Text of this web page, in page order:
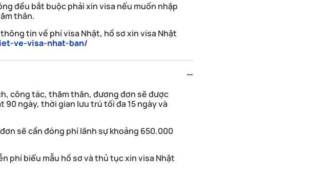
đều bắt buộc phải xin visa nếu muốn nhập
thân.
tin về phí visa Nhật, hồ sơ xin visa Nhật
ve-visa-nhat-ban/
công tác, thăm thân, đương đơn sẽ được
90 ngày, thời gian lưu trú tối đa 15 ngày và
sẽ cần đóng phí lãnh sự khoảng 650.000
phí biểu mẫu hồ sơ và thủ tục xin visa Nhật